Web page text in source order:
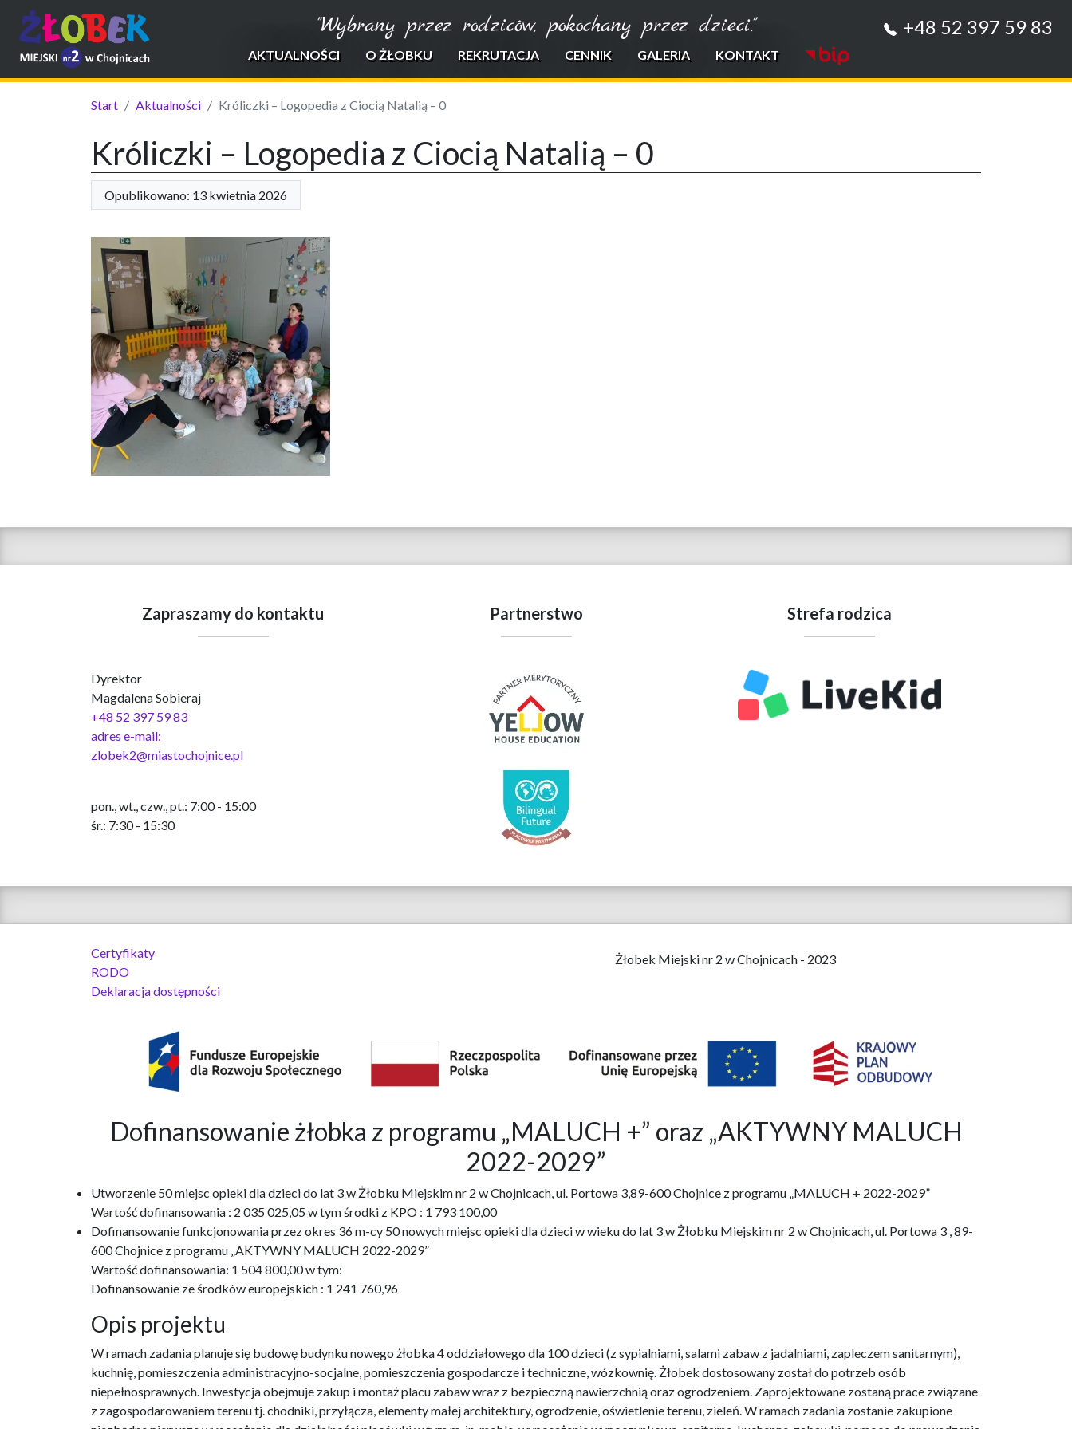
"Wybrany przez rodziców, pokochany przez dzieci." +48 52 397 59 83
AKTUALNOŚCI O ŻŁOBKU REKRUTACJA CENNIK GALERIA KONTAKT
Start Aktualności Króliczki – Logopedia z Ciocią Natalią – 0
Króliczki – Logopedia z Ciocią Natalią – 0
Opublikowano: 13 kwietnia 2026
Zapraszamy do kontaktu
Dyrektor
Magdalena Sobieraj
+48 52 397 59 83
adres e-mail:
zlobek2@miastochojnice.pl
pon., wt., czw., pt.: 7:00 - 15:00
śr.: 7:30 - 15:30
Partnerstwo Strefa rodzica
Certyfikaty
RODO
Deklaracja dostępności
Żłobek Miejski nr 2 w Chojnicach - 2023
Dofinansowanie żłobka z programu „MALUCH +” oraz „AKTYWNY MALUCH
2022-2029”
Utworzenie 50 miejsc opieki dla dzieci do lat 3 w Żłobku Miejskim nr 2 w Chojnicach, ul. Portowa 3,89-600 Chojnice z programu „MALUCH + 2022-2029”
Wartość dofinansowania : 2 035 025,05 w tym środki z KPO : 1 793 100,00
Dofinansowanie funkcjonowania przez okres 36 m-cy 50 nowych miejsc opieki dla dzieci w wieku do lat 3 w Żłobku Miejskim nr 2 w Chojnicach, ul. Portowa 3 , 89-
600 Chojnice z programu „AKTYWNY MALUCH 2022-2029”
Wartość dofinansowania: 1 504 800,00 w tym:
Dofinansowanie ze środków europejskich : 1 241 760,96
Opis projektu
W ramach zadania planuje się budowę budynku nowego żłobka 4 oddziałowego dla 100 dzieci (z sypialniami, salami zabaw z jadalniami, zapleczem sanitarnym),
kuchnię, pomieszczenia administracyjno-socjalne, pomieszczenia gospodarcze i techniczne, wózkownię. Żłobek dostosowany został do potrzeb osób
niepełnosprawnych. Inwestycja obejmuje zakup i montaż placu zabaw wraz z bezpieczną nawierzchnią oraz ogrodzeniem. Zaprojektowane zostaną prace związane
z zagospodarowaniem terenu tj. chodniki, przyłącza, elementy małej architektury, ogrodzenie, oświetlenie terenu, zieleń. W ramach zadania zostanie zakupione